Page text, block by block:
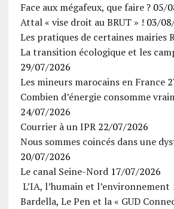
Face aux mégafeux, que faire ? 05/
Attal « vise droit au BRUT » ! 03/
Les pratiques de certaines mairies
La transition écologique et les
29/07/2026
Les mineurs marocains en France
Combien d’énergie consomme
24/07/2026
Courrier à un IPR 22/07/2026
Nous sommes coincés dans une
20/07/2026
Le canal Seine-Nord 17/07/2026
L’IA, l’humain et l’environnement
Bardella, Le Pen et la « GUD